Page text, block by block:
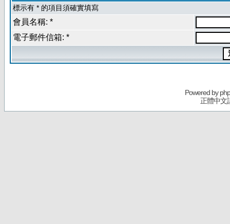
標示有 * 的項目須確實填寫
會員名稱: *
電子郵件信箱: *
Powered by
正體中文